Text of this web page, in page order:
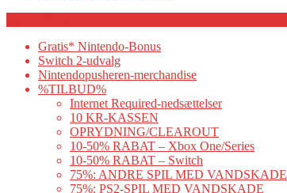
Gratis* Nintendo-Bonus
Switch 2-udvalg
Nintendopusheren-merchandise
%TILBUD%
Internet Required-nedsættelser
10 KR-KASSEN
OPRYDNING/CLEAROUT
10-50% RABAT – Xbox One/Series
10-50% RABAT – Switch
75%: ANDRE SPIL MED VANDSKADE
75%: PS2-SPIL MED VANDSKADE